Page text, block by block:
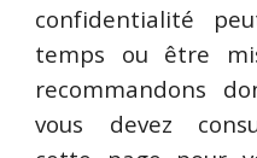
confidentialité
temps ou être
recommandons
vous devez